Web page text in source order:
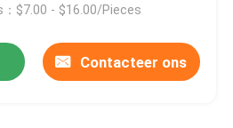
：$7.00 - $16.00/Pieces
Contacteer ons